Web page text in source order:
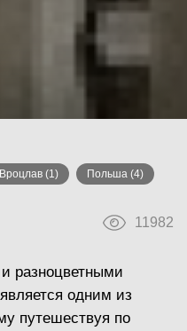
Вроцлав (1) Польша (4)
11982
разноцветными
одним из
путешествуя по